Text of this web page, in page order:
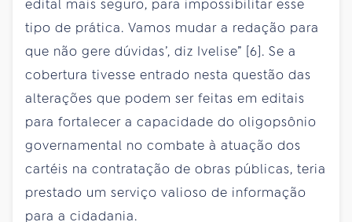
edital mais seguro, para impossibilitar esse
tipo de prática. Vamos mudar a redação para
que não gere dúvidas’, diz Ivelise” [6]. Se a
cobertura tivesse entrado nesta questão das
alterações que podem ser feitas em editais
para fortalecer a capacidade do oligopsônio
governamental no combate à atuação dos
cartéis na contratação de obras públicas, teria
prestado um serviço valioso de informação
para a cidadania.